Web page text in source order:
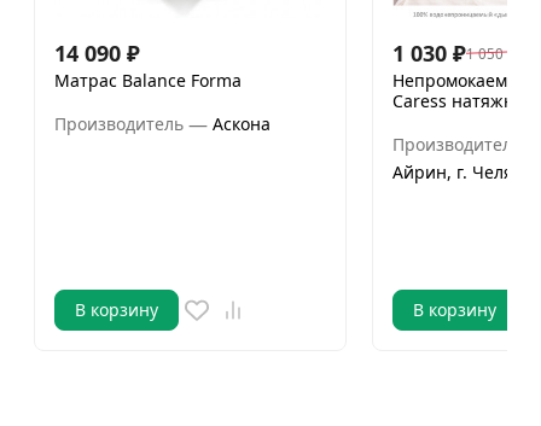
14 090 ₽
Матрас Balance Forma
Производитель — Аскона
В корзину
1 030 ₽1 050
Непромокаемый
Caress натяжной
Производитель
Айрин, г.
В корзину